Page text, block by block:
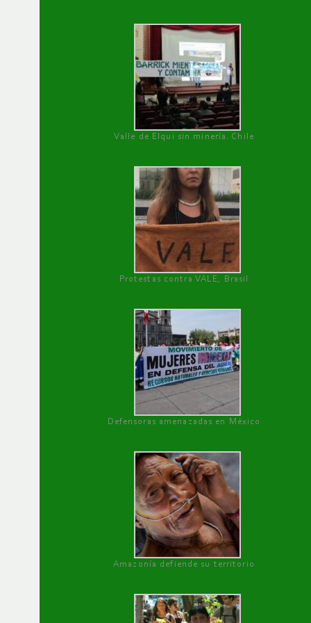
Valle de Elqui sin minería. Chile
Protestas contra VALE, Brasil
Defensoras amenazadas en México
Amazonía defiende su territorio